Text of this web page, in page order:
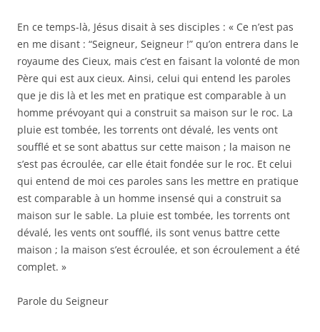
En ce temps-là, Jésus disait à ses disciples : « Ce n’est pas
en me disant : “Seigneur, Seigneur !” qu’on entrera dans le
royaume des Cieux, mais c’est en faisant la volonté de mon
Père qui est aux cieux. Ainsi, celui qui entend les paroles
que je dis là et les met en pratique est comparable à un
homme prévoyant qui a construit sa maison sur le roc. La
pluie est tombée, les torrents ont dévalé, les vents ont
soufflé et se sont abattus sur cette maison ; la maison ne
s’est pas écroulée, car elle était fondée sur le roc. Et celui
qui entend de moi ces paroles sans les mettre en pratique
est comparable à un homme insensé qui a construit sa
maison sur le sable. La pluie est tombée, les torrents ont
dévalé, les vents ont soufflé, ils sont venus battre cette
maison ; la maison s’est écroulée, et son écroulement a été
complet. »
Parole du Seigneur